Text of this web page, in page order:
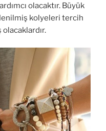
olacaktır. Büyük
kolyeleri tercih